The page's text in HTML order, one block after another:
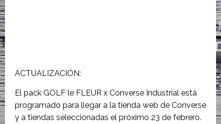
ACTUALIZACIÓN:
El pack GOLF le FLEUR x Converse Industrial está
programado para llegar a la tienda web de Converse
y a tiendas seleccionadas el próximo 23 de febrero.